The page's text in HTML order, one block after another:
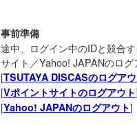
事前準備
途中、ログイン中のIDと競合
サイト／Yahoo! JAPANのログ
[TSUTAYA DISCASのログア
[Vポイントサイトのログアウト]
[Yahoo! JAPANのログアウト]